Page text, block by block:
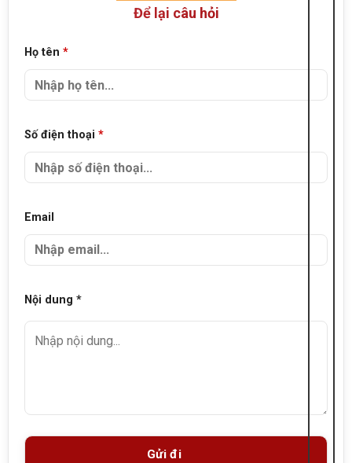
Để lại câu hỏi
Họ tên *
Số điện thoại *
Email
Nội dung *